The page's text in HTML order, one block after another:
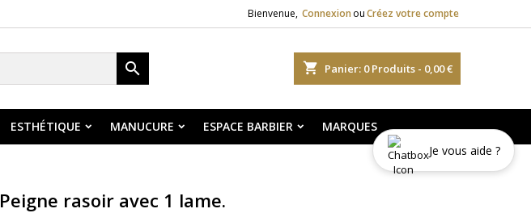
Bienvenue, Connexion ouCréez votre compte
shopping_cart Panier: 0Produits - 0,00 €

ESTHÉTIQUE MANUCURE ESPACE BARBIER MARQUES
Peigne rasoir avec 1 lame.
Je vous aide ?